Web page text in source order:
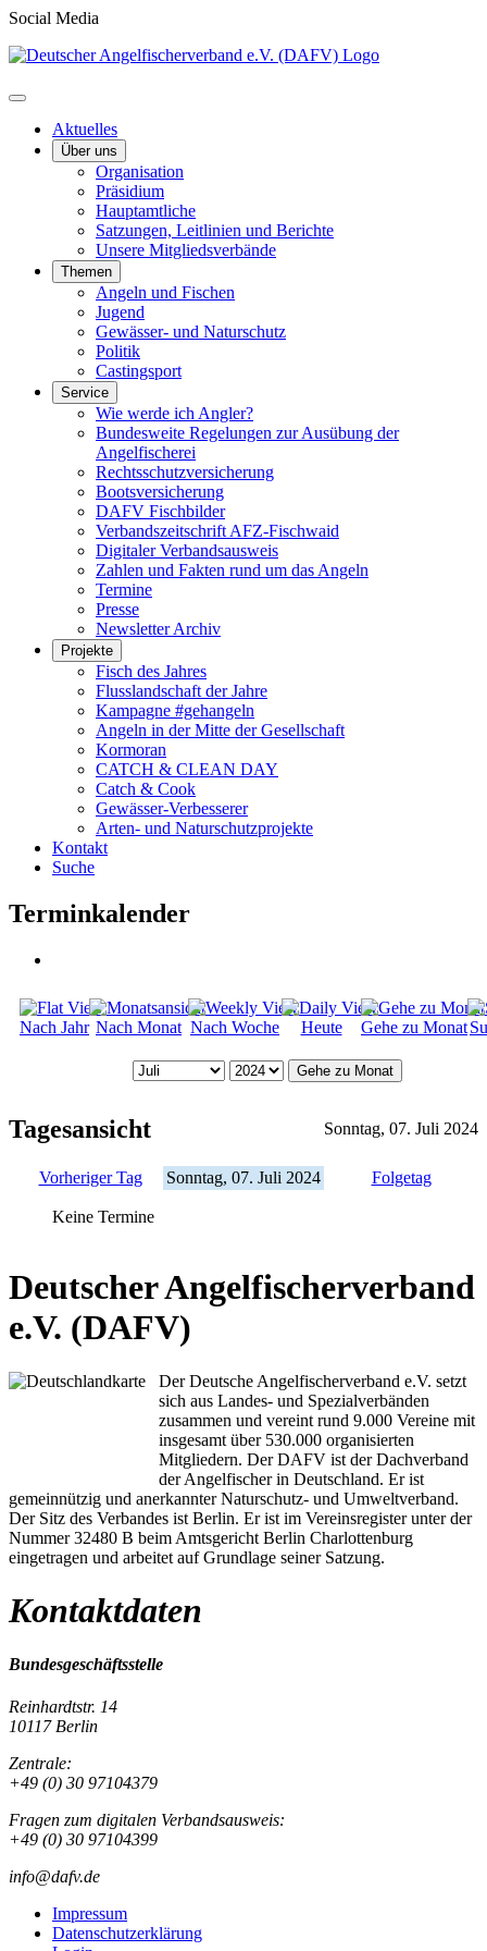
Social Media
Aktuelles
Über uns
Organisation
Präsidium
Hauptamtliche
Satzungen, Leitlinien und Berichte
Unsere Mitgliedsverbände
Themen
Angeln und Fischen
Jugend
Gewässer- und Naturschutz
Politik
Castingsport
Service
Wie werde ich Angler?
Bundesweite Regelungen zur Ausübung der
Angelfischerei
Rechtsschutzversicherung
Bootsversicherung
DAFV Fischbilder
Verbandszeitschrift AFZ-Fischwaid
Digitaler Verbandsausweis
Zahlen und Fakten rund um das Angeln
Termine
Presse
Newsletter Archiv
Projekte
Fisch des Jahres
Flusslandschaft der Jahre
Kampagne #gehangeln
Angeln in der Mitte der Gesellschaft
Kormoran
CATCH & CLEAN DAY
Catch & Cook
Gewässer-Verbesserer
Arten- und Naturschutzprojekte
Kontakt
Suche
Terminkalender
Nach Jahr Nach Monat Nach Woche Heute Gehe zu Monat
Gehe zu Monat
Tagesansicht Sonntag, 07. Juli 2024
Vorheriger Tag Sonntag, 07. Juli 2024 Folgetag
Keine Termine
Deutscher Angelfischerverband
e.V. (DAFV)
Der Deutsche Angelfischerverband e.V. setzt
sich aus Landes- und Spezialverbänden
zusammen und vereint rund 9.000 Vereine mit
insgesamt über 530.000 organisierten
Mitgliedern. Der DAFV ist der Dachverband
der Angelfischer in Deutschland. Er ist
gemeinnützig und anerkannter Naturschutz- und Umweltverband.
Der Sitz des Verbandes ist Berlin. Er ist im Vereinsregister unter der
Nummer 32480 B beim Amtsgericht Berlin Charlottenburg
eingetragen und arbeitet auf Grundlage seiner Satzung.
Kontaktdaten
Bundesgeschäftsstelle
Reinhardtstr. 14
10117 Berlin
Zentrale:
+49 (0) 30 97104379
Fragen zum digitalen Verbandsausweis:
+49 (0) 30 97104399
info@dafv.de
Impressum
Datenschutzerklärung